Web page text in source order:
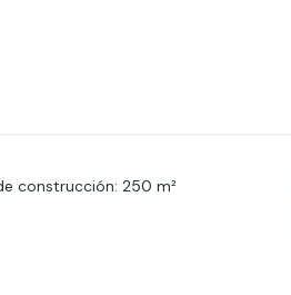
construcción: 250 m²